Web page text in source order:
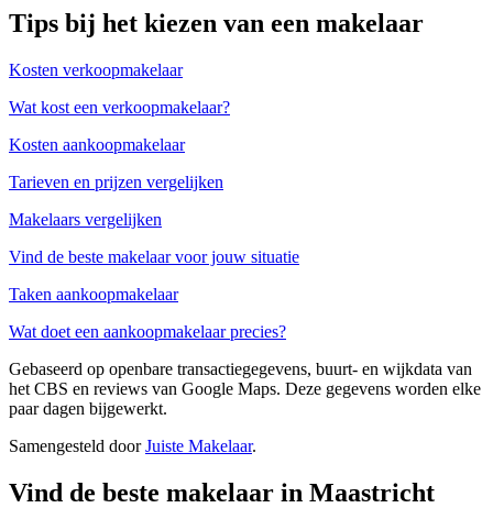
Tips bij het kiezen van een makelaar
Kosten verkoopmakelaar
Wat kost een verkoopmakelaar?
Kosten aankoopmakelaar
Tarieven en prijzen vergelijken
Makelaars vergelijken
Vind de beste makelaar voor jouw situatie
Taken aankoopmakelaar
Wat doet een aankoopmakelaar precies?
Gebaseerd op openbare transactiegegevens, buurt- en wijkdata van
het CBS en reviews van Google Maps. Deze gegevens worden elke
paar dagen bijgewerkt.
Samengesteld doorJuiste Makelaar.
Vind de beste makelaar in Maastricht